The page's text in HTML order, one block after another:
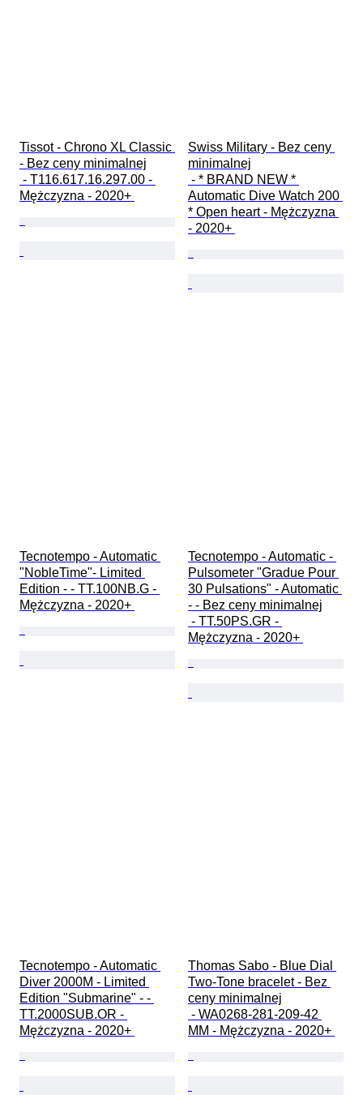
Tissot - Chrono XL Classic
- Bez ceny minimalnej
Mężczyzna - 2020+
Swiss Military - Bez ceny
minimalnej
Automatic Dive Watch 200
* Open heart - Mężczyzna
- 2020+
Tecnotempo - Automatic
"NobleTime"- Limited
Edition - - TT.100NB.G -
Mężczyzna - 2020+
Tecnotempo - Automatic -
Pulsometer "Gradue Pour
30 Pulsations" - Automatic
- - Bez ceny minimalnej
Mężczyzna - 2020+
Tecnotempo - Automatic
Diver 2000M - Limited
Edition "Submarine" - -
TT.2000SUB.OR -
Mężczyzna - 2020+
Thomas Sabo - Blue Dial
Two-Tone bracelet - Bez
ceny minimalnej
MM - Mężczyzna - 2020+